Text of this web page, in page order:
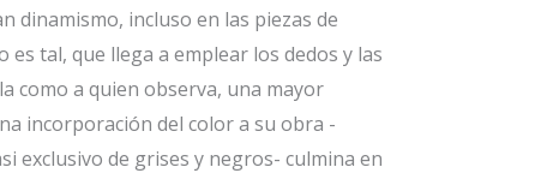
incluso en las piezas de
tal, que llega a emplear los dedos y las
como a quien observa, una mayor
incorporación del color a su obra -
exclusivo de grises y negros- culmina en